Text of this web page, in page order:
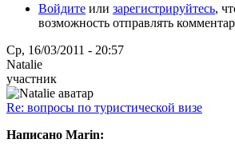
Войдите или зарегистрируйтесь,
возможность отправлять
Ср, 16/03/2011 - 20:57
Natalie
участник
Re: вопросы по туристической визе
Написано Marin: